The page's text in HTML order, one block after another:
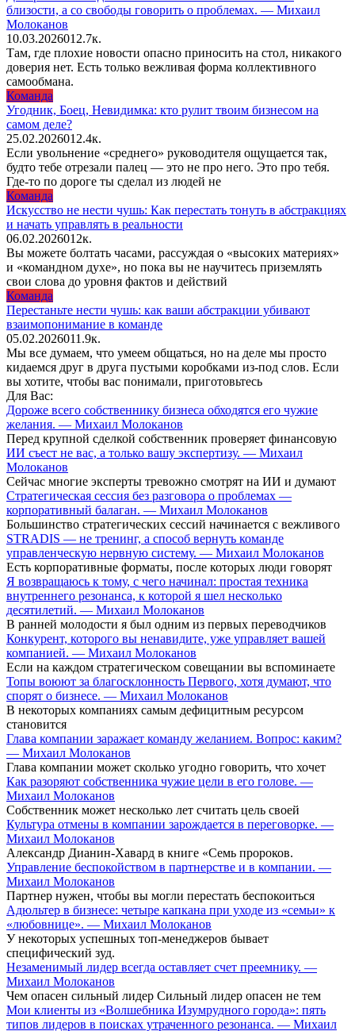
близости, а со свободы говорить о проблемах. — Михаил
Молоканов
10.03.2026012.7к.
Там, где плохие новости опасно приносить на стол, никакого
доверия нет. Есть только вежливая форма коллективного
самообмана.
Команда
Угодник, Боец, Невидимка: кто рулит твоим бизнесом на
самом деле?
25.02.2026012.4к.
Если увольнение «среднего» руководителя ощущается так,
будто тебе отрезали палец — это не про него. Это про тебя.
Где-то по дороге ты сделал из людей не
Команда
Искусство не нести чушь: Как перестать тонуть в абстракциях
и начать управлять в реальности
06.02.2026012к.
Вы можете болтать часами, рассуждая о «высоких материях»
и «командном духе», но пока вы не научитесь приземлять
свои слова до уровня фактов и действий
Команда
Перестаньте нести чушь: как ваши абстракции убивают
взаимопонимание в команде
05.02.2026011.9к.
Мы все думаем, что умеем общаться, но на деле мы просто
кидаемся друг в друга пустыми коробками из-под слов. Если
вы хотите, чтобы вас понимали, приготовьтесь
Для Вас:
Дороже всего собственнику бизнеса обходятся его чужие
желания. — Михаил Молоканов
Перед крупной сделкой собственник проверяет финансовую
ИИ съест не вас, а только вашу экспертизу. — Михаил
Молоканов
Сейчас многие эксперты тревожно смотрят на ИИ и думают
Стратегическая сессия без разговора о проблемах —
корпоративный балаган. — Михаил Молоканов
Большинство стратегических сессий начинается с вежливого
STRADIS — не тренинг, а способ вернуть команде
управленческую нервную систему. — Михаил Молоканов
Есть корпоративные форматы, после которых люди говорят
Я возвращаюсь к тому, с чего начинал: простая техника
внутреннего резонанса, к которой я шел несколько
десятилетий. — Михаил Молоканов
В ранней молодости я был одним из первых переводчиков
Конкурент, которого вы ненавидите, уже управляет вашей
компанией. — Михаил Молоканов
Если на каждом стратегическом совещании вы вспоминаете
Топы воюют за благосклонность Первого, хотя думают, что
спорят о бизнесе. — Михаил Молоканов
В некоторых компаниях самым дефицитным ресурсом
становится
Глава компании заражает команду желанием. Вопрос: каким?
— Михаил Молоканов
Глава компании может сколько угодно говорить, что хочет
Как разоряют собственника чужие цели в его голове. —
Михаил Молоканов
Собственник может несколько лет считать цель своей
Культура отмены в компании зарождается в переговорке. —
Михаил Молоканов
Александр Дианин-Хавард в книге «Семь пророков.
Управление беспокойством в партнерстве и в компании. —
Михаил Молоканов
Партнер нужен, чтобы вы могли перестать беспокоиться
Адюльтер в бизнесе: четыре капкана при уходе из «семьи» к
«любовнице». — Михаил Молоканов
У некоторых успешных топ-менеджеров бывает
специфический зуд.
Незаменимый лидер всегда оставляет счет преемнику. —
Михаил Молоканов
Чем опасен сильный лидер Сильный лидер опасен не тем
Мои клиенты из «Волшебника Изумрудного города»: пять
типов лидеров в поисках утраченного резонанса. — Михаил